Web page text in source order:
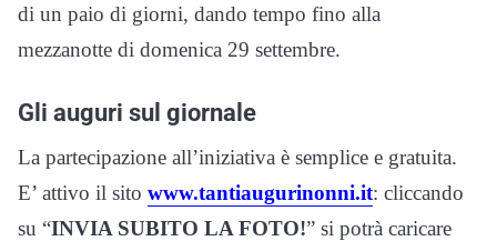
di un paio di giorni, dando tempo fino alla
mezzanotte di domenica 29 settembre.
Gli auguri sul giornale
La partecipazione all’iniziativa è semplice e gratuita.
E’ attivo il sito www.tantiaugurinonni.it: cliccando
su “INVIA SUBITO LA FOTO!” si potrà caricare